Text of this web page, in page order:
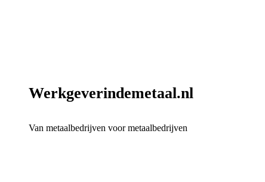
Werkgeverindemetaal.nl
Van metaalbedrijven voor metaalbedrijven